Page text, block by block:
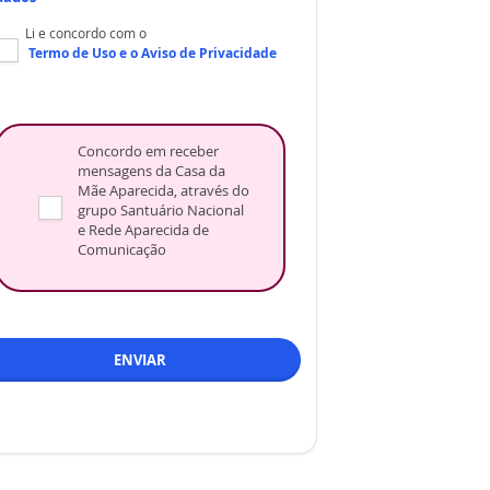
Li e concordo com o
Termo de Usoe oAviso de Privacidade
Concordo em receber
mensagens da Casa da
Mãe Aparecida, através do
grupo Santuário Nacional
e Rede Aparecida de
Comunicação
ENVIAR